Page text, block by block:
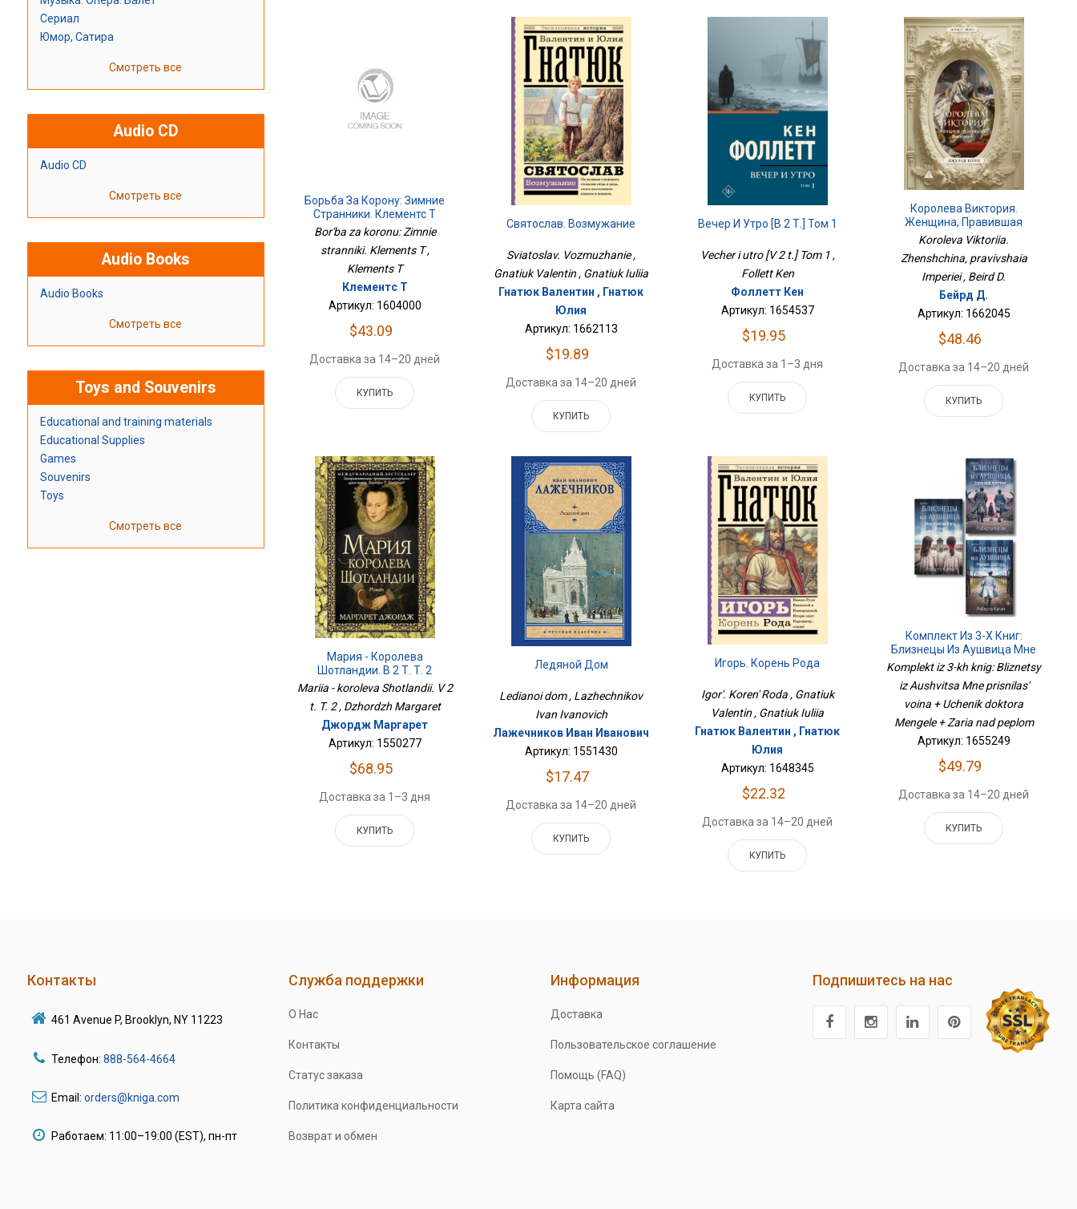
Сериал
Юмор, Сатира
Смотреть все
Audio CD
Audio CD
Смотреть все
Audio Books
Audio Books
Смотреть все
Toys and Souvenirs
Educational and training materials
Educational Supplies
Games
Souvenirs
Toys
Смотреть все
Борьба За Корону: Зимние
Странники. Клементс Т
Bor'ba za koronu: Zimnie
stranniki. Klements T ,
Klements T
Клементс Т
Артикул: 1604000
$43.09
Доставка за 14–20 дней
КУПИТЬ
Святослав. Возмужание
Sviatoslav. Vozmuzhanie ,
Gnatiuk Valentin , Gnatiuk Iuliia
Гнатюк Валентин , Гнатюк
Юлия
Артикул: 1662113
$19.89
Доставка за 14–20 дней
КУПИТЬ
Вечер И Утро [В 2 Т.] Том 1
Vecher i utro [V 2 t.] Tom 1 ,
Follett Ken
Фоллетт Кен
Артикул: 1654537
$19.95
Доставка за 1–3 дня
КУПИТЬ
Королева Виктория.
Женщина, Правившая
Империей
Koroleva Viktoriia.
Zhenshchina, pravivshaia
Imperiei , Beird D.
Бейрд Д.
Артикул: 1662045
$48.46
Доставка за 14–20 дней
КУПИТЬ
Мария - Королева
Шотландии. В 2 Т. Т. 2
Mariia - koroleva Shotlandii. V 2
t. T. 2 , Dzhordzh Margaret
Джордж Маргарет
Артикул: 1550277
$68.95
Доставка за 1–3 дня
КУПИТЬ
Ледяной Дом
Ledianoi dom , Lazhechnikov
Ivan Ivanovich
Лажечников Иван Иванович
Артикул: 1551430
$17.47
Доставка за 14–20 дней
КУПИТЬ
Игорь. Корень Рода
Igor'. Koren' Roda , Gnatiuk
Valentin , Gnatiuk Iuliia
Гнатюк Валентин , Гнатюк
Юлия
Артикул: 1648345
$22.32
Доставка за 14–20 дней
КУПИТЬ
Комплект Из 3-Х Книг:
Близнецы Из Аушвица Мне
Приснилась Война + Ученик
Доктора Менгеле + Заря Над
Пеплом
Komplekt iz 3-kh knig: Bliznetsy
iz Aushvitsa Mne prisnilas'
voina + Uchenik doktora
Mengele + Zaria nad peplom
Артикул: 1655249
$49.79
Доставка за 14–20 дней
КУПИТЬ
Контакты
461 Avenue P, Brooklyn, NY 11223
Телефон: 888-564-4664
Email: orders@kniga.com
Работаем: 11:00–19:00 (EST), пн-пт
Служба поддержки
О Нас
Контакты
Статус заказа
Политика конфиденциальности
Возврат и обмен
Информация
Доставка
Пользовательское соглашение
Помощь (FAQ)
Карта сайта
Подпишитесь на нас